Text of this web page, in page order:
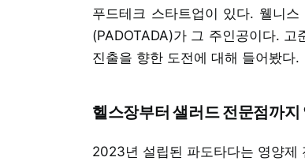
푸드테크 스타트업이 있다. 웰니
(PADOTADA)가 그 주인공이다.
진출을 향한 도전에 대해 들어봤다.
헬스장부터 샐러드 전문점까지
2023년 설립된 파도타다는 영양제